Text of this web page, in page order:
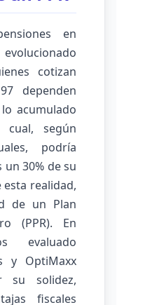
en
cotizan
dependen
acumulado
cual, según
podría
30% de su
realidad,
de un Plan
(PPR). En
evaluado
y OptiMaxx
su solidez,
fiscales